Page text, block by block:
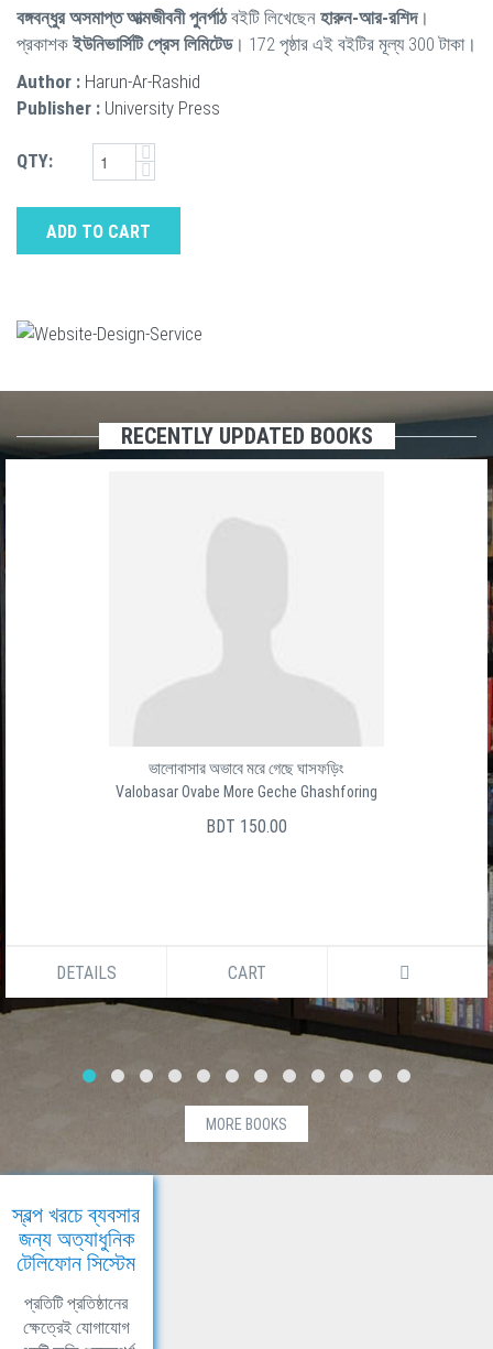
বঙ্গবন্ধুর অসমাপ্ত আত্মজীবনী পুনর্পাঠবইটি লিখেছেন হারুন-আর-রশিদ।
প্রকাশকইউনিভার্সিটি প্রেস লিমিটেড। 172 পৃষ্ঠার এই বইটির মূল্য 300 টাকা।
Author : Harun-Ar-Rashid
Publisher : University Press
QTY:
ADD TO CART
RECENTLY UPDATED BOOKS
ভালোবাসার অভাবে মরে গেছে ঘাসফড়িং
Valobasar Ovabe More Geche Ghashforing
BDT 150.00
DETAILS CART
MORE BOOKS
স্বল্প খরচে ব্যবসার
জন্য অত্যাধুনিক
টেলিফোন সিস্টেম
প্রতিটি প্রতিষ্ঠানের
ক্ষেত্রেই যোগাযোগ